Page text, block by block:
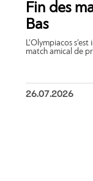
Fin des
Bas
L’Olympiacos
match amical de
26.07.2026